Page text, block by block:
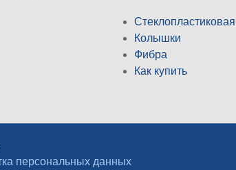
Колышки
Фибра
Как купить
персональных данных